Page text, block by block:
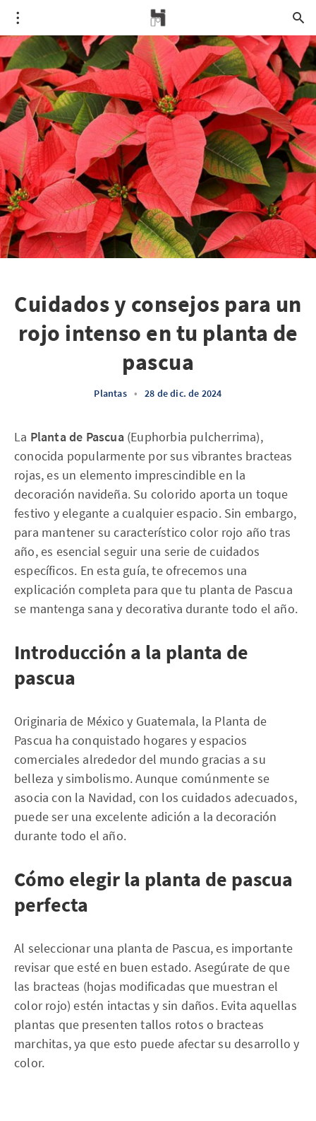
Cuidados y consejos para un
rojo intenso en tu planta de
pascua
Plantas • 28 de dic. de 2024
La Planta de Pascua (Euphorbia pulcherrima),
conocida popularmente por sus vibrantes bracteas
rojas, es un elemento imprescindible en la
decoración navideña. Su colorido aporta un toque
festivo y elegante a cualquier espacio. Sin embargo,
para mantener su característico color rojo año tras
año, es esencial seguir una serie de cuidados
específicos. En esta guía, te ofrecemos una
explicación completa para que tu planta de Pascua
se mantenga sana y decorativa durante todo el año.
Introducción a la planta de
pascua
Originaria de México y Guatemala, la Planta de
Pascua ha conquistado hogares y espacios
comerciales alrededor del mundo gracias a su
belleza y simbolismo. Aunque comúnmente se
asocia con la Navidad, con los cuidados adecuados,
puede ser una excelente adición a la decoración
durante todo el año.
Cómo elegir la planta de pascua
perfecta
Al seleccionar una planta de Pascua, es importante
revisar que esté en buen estado. Asegúrate de que
las bracteas (hojas modificadas que muestran el
color rojo) estén intactas y sin daños. Evita aquellas
plantas que presenten tallos rotos o bracteas
marchitas, ya que esto puede afectar su desarrollo y
color.